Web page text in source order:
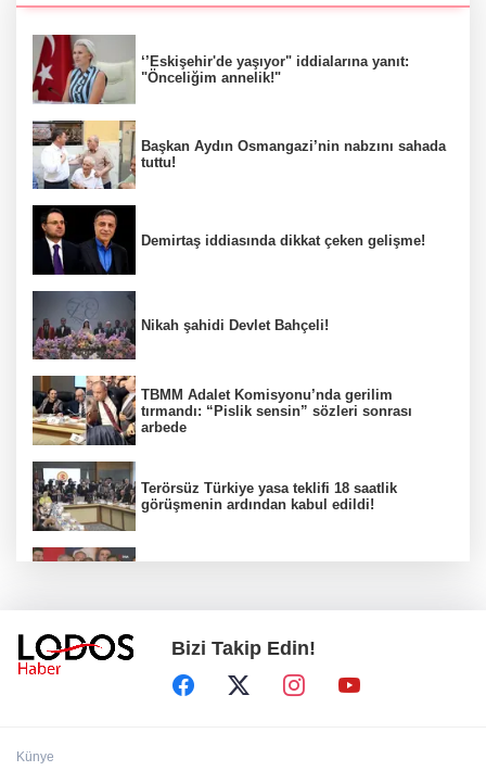
‘’Eskişehir'de yaşıyor" iddialarına yanıt:
"Önceliğim annelik!"
Başkan Aydın Osmangazi’nin nabzını sahada
tuttu!
Demirtaş iddiasında dikkat çeken gelişme!
Nikah şahidi Devlet Bahçeli!
TBMM Adalet Komisyonu’nda gerilim
tırmandı: “Pislik sensin” sözleri sonrası
arbede
Terörsüz Türkiye yasa teklifi 18 saatlik
görüşmenin ardından kabul edildi!
Yıldırım'da çocuklar için bilim ve sanat dolu
Bizi Takip Edin!
Künye